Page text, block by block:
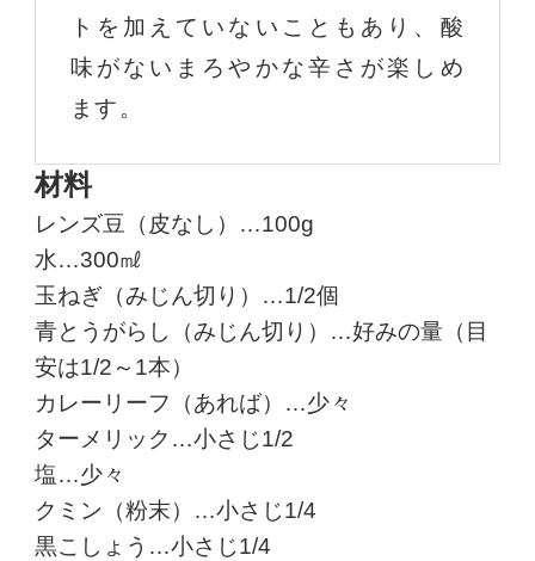
トを加えていないこともあり、酸
味がないまろやかな辛さが楽しめ
ます。
材料
レンズ豆（皮なし）…100g
水…300㎖
玉ねぎ（みじん切り）…1/2個
青とうがらし（みじん切り）…好みの量（目
安は1/2～1本）
カレーリーフ（あれば）…少々
ターメリック…小さじ1/2
塩…少々
クミン（粉末）…小さじ1/4
黒こしょう…小さじ1/4